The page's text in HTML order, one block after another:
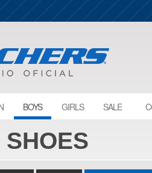
BOYS GIRLS SALE